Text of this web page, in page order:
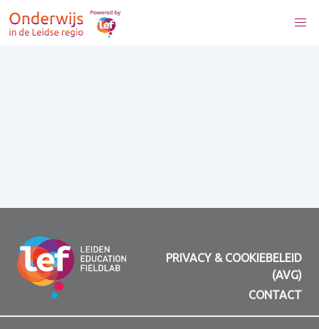
PRIVACY & COOKIEBELEID
(AVG)
CONTACT